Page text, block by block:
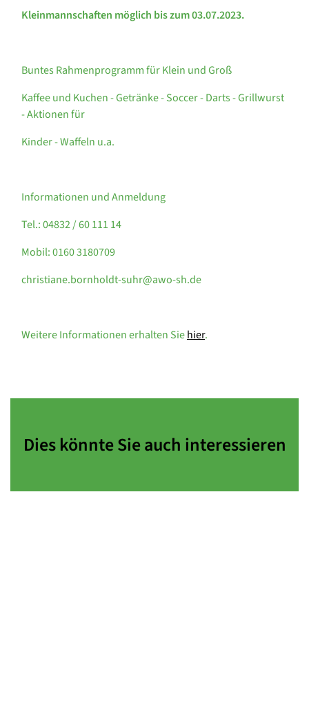
Kleinmannschaften möglich bis zum 03.07.2023.
Buntes Rahmenprogramm für Klein und Groß
Kaffee und Kuchen - Getränke - Soccer - Darts - Grillwurst
- Aktionen für
Kinder - Waffeln u.a.
Informationen und Anmeldung
Tel.: 04832 / 60 111 14
Mobil: 0160 3180709
christiane.bornholdt-suhr@awo-sh.de
Weitere Informationen erhalten Siehier.
Dies könnte Sie auch interessieren